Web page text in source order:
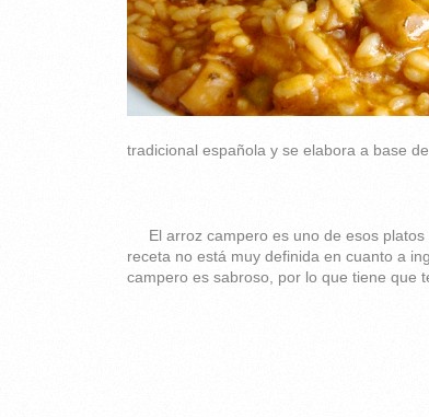
tradicional española y se elabora a base
El arroz campero es uno de esos
receta no está muy definida en cuanto a
campero es sabroso, por lo que tiene que